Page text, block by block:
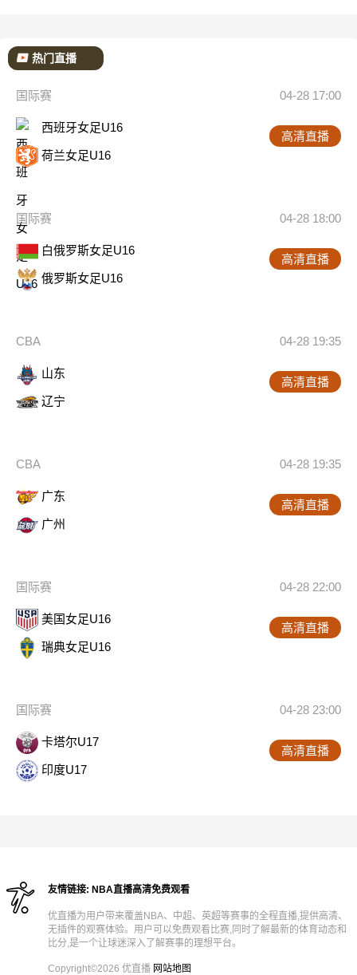
热门直播
国际赛 04-28 17:00
西班牙女足U16
荷兰女足U16
高清直播
国际赛 04-28 18:00
白俄罗斯女足U16
俄罗斯女足U16
高清直播
CBA 04-28 19:35
山东
辽宁
高清直播
CBA 04-28 19:35
广东
广州
高清直播
国际赛 04-28 22:00
美国女足U16
瑞典女足U16
高清直播
国际赛 04-28 23:00
卡塔尔U17
印度U17
高清直播
友情链接: NBA直播高清免费观看
优直播为用户带来覆盖NBA、中超、英超等赛事的全程直播,提供高清、
无插件的观赛体验。用户可以免费观看比赛,同时了解最新的体育动态和
比分,是一个让球迷深入了解赛事的理想平台。
Copyright©2026 优直播 网站地图